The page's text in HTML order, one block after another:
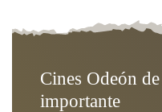
Cines Odeón
importante